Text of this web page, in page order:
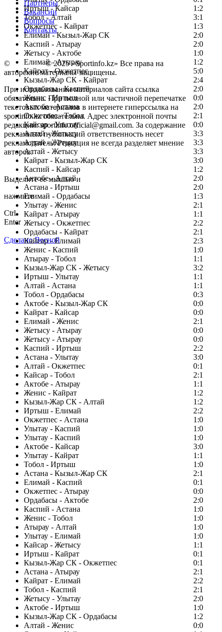
Иртыш - Кайсар
1:2
Тобол - Алтай
3:1
Окжетпес - Кайрат
1:3
Елимай - Кызыл-Жар СК
2:0
Каспий - Атырау
2:0
Жетысу - Актобе
1:0
Елимай - Атырау
1:2
Кайрат - Окжетпес
5:0
Кызыл-Жар СК - Кайрат
2:4
Ордабасы - Каспий
2:0
Женис - Иртыш
0:0
Актобе - Астана
2:0
Окжетпес - Тобол
2:1
Кайсар - Улытау
0:0
Алтай - Жетысу
3:3
Алтай - Жетысу
3:3
Алтай - Жетысу
3:3
Кайрат - Кызыл-Жар СК
3:0
Каспий - Кайсар
1:2
Актобе - Алтай
2:0
Астана - Иртыш
2:0
Елимай - Ордабасы
1:3
Улытау - Женис
2:1
Кайрат - Атырау
1:1
Жетысу - Окжетпес
2:2
Ордабасы - Кайрат
2:1
Кайсар - Елимай
2:3
Женис - Каспий
1:0
Атырау - Тобол
1:1
Кызыл-Жар СК - Жетысу
3:2
Иртыш - Улытау
1:1
Алтай - Астана
1:1
Тобол - Ордабасы
0:3
Актобе - Кызыл-Жар СК
0:0
Кайрат - Кайсар
0:0
Елимай - Женис
2:1
Жетысу - Атырау
0:0
Жетысу - Атырау
0:0
Каспий - Иртыш
2:2
Астана - Улытау
3:0
Алтай - Окжетпес
0:1
Кайсар - Тобол
2:1
Актобе - Атырау
1:1
Женис - Кайрат
1:2
Кызыл-Жар СК - Алтай
1:2
Иртыш - Елимай
2:2
Окжетпес - Астана
1:0
Улытау - Каспий
1:0
Улытау - Каспий
1:0
Актобе - Кайсар
3:0
Улытау - Кайрат
1:1
Тобол - Иртыш
1:0
Астана - Кызыл-Жар СК
2:1
Елимай - Каспий
0:1
Окжетпес - Атырау
0:0
Ордабасы - Актобе
2:0
Каспий - Астана
1:0
Женис - Тобол
1:0
Атырау - Алтай
1:0
Улытау - Елимай
1:0
Кайсар - Жетысу
1:1
Иртыш - Кайрат
0:1
Кызыл-Жар СК - Окжетпес
0:1
Астана - Атырау
2:1
Кайрат - Елимай
2:2
Тобол - Каспий
2:1
Жетысу - Улытау
2:0
Актобе - Иртыш
1:0
Кызыл-Жар СК - Ордабасы
1:2
Алтай - Женис
0:0
Партнеры
Вакансии
Вопросы
Контакты
© Copyright© 2025 «Sportinfo.kz» Все права на
авторские материалы защищены.
При использовании материалов сайта ссылка
обязательна. При полной или частичной перепечатке
текстовых материалов в интернете гиперссылка на
sportinfo.kz обязательна. Адрес электронной почты
редакции: sportinfo.official@gmail.com. За содержание
рекламных публикаций ответственность несет
рекламодатель. Редакция не всегда разделяет мнение
авторов.
Заметили ошибку в тексте?
Выделите ее мышью и
нажмите
Ctrl
Enter
Сделано Весной